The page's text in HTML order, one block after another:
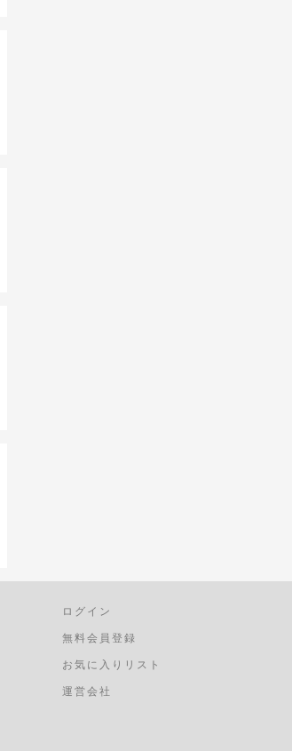
ログイン
無料会員登録
お気に入りリスト
運営会社